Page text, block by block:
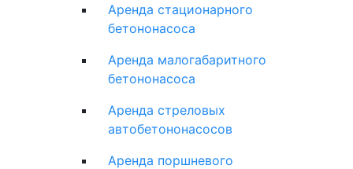
Аренда стационарного
бетононасоса
Аренда малогабаритного
бетононасоса
Аренда стреловых
автобетононасосов
Аренда поршневого